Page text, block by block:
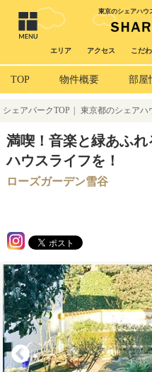
東京のシェアハウ
エリア アクセス こだ
TOP 物件概要 部屋
シェアパークTOP 東京都のシェアハ
満喫！音楽と緑あふ
ハウスライフを！
ローズガーデン雪谷